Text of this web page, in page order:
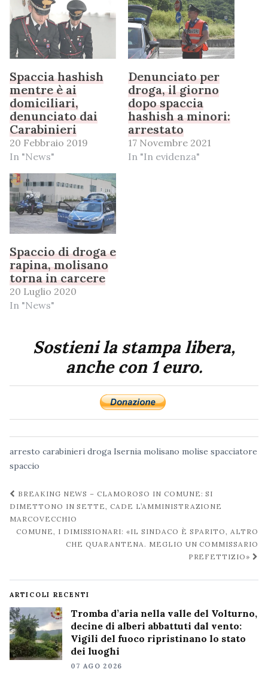
Spaccia hashish
mentre è ai
domiciliari,
denunciato dai
Carabinieri
20 Febbraio 2019
In "News"
Denunciato per
droga, il giorno
dopo spaccia
hashish a minori:
arrestato
17 Novembre 2021
In "In evidenza"
Spaccio di droga e
rapina, molisano
torna in carcere
20 Luglio 2020
In "News"
Sostieni la stampa libera,
anche con 1 euro.
arresto carabinieri droga Isernia molisano molise spacciatore
spaccio
Navigazione
post
BREAKING NEWS – CLAMOROSO IN COMUNE: SI
DIMETTONO IN SETTE, CADE L’AMMINISTRAZIONE
MARCOVECCHIO
COMUNE, I DIMISSIONARI: «IL SINDACO È SPARITO, ALTRO
CHE QUARANTENA. MEGLIO UN COMMISSARIO
PREFETTIZIO»
ARTICOLI RECENTI
Tromba d’aria nella valle del Volturno,
decine di alberi abbattuti dal vento:
Vigili del fuoco ripristinano lo stato
dei luoghi
07 AGO 2026